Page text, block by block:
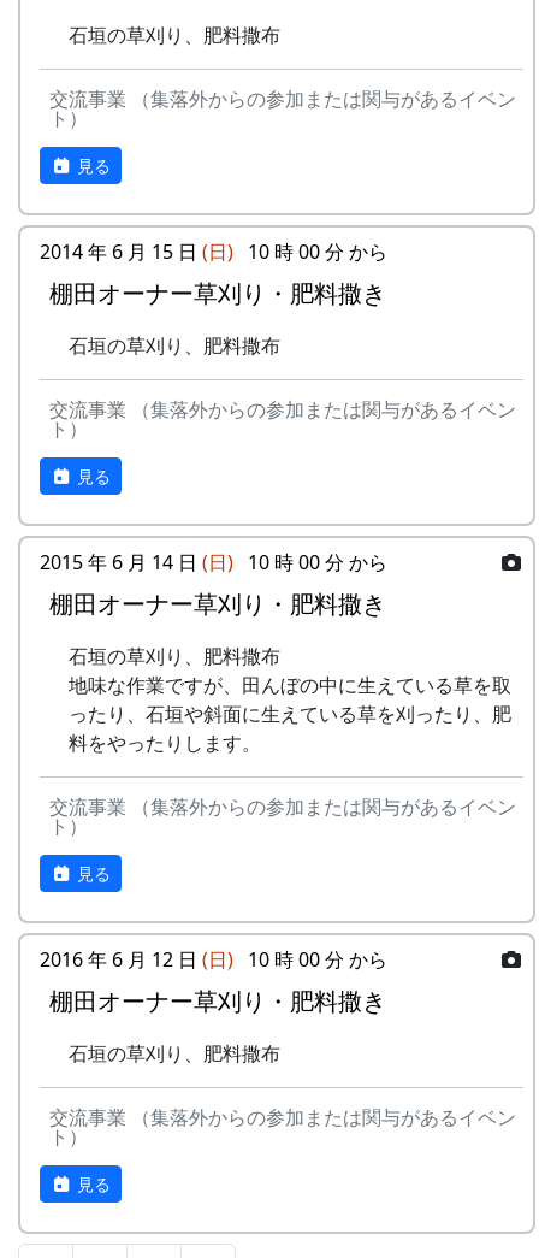
石垣の草刈り、肥料撒布
交流事業 （集落外からの参加または関与があるイベン
ト）
見る
2014 年 6 月 15 日 (日) 10 時 00 分 から
棚田オーナー草刈り・肥料撒き
石垣の草刈り、肥料撒布
交流事業 （集落外からの参加または関与があるイベン
ト）
見る
2015 年 6 月 14 日 (日) 10 時 00 分 から
棚田オーナー草刈り・肥料撒き
石垣の草刈り、肥料撒布
地味な作業ですが、田んぼの中に生えている草を取
ったり、石垣や斜面に生えている草を刈ったり、肥
料をやったりします。
交流事業 （集落外からの参加または関与があるイベン
ト）
見る
2016 年 6 月 12 日 (日) 10 時 00 分 から
棚田オーナー草刈り・肥料撒き
石垣の草刈り、肥料撒布
交流事業 （集落外からの参加または関与があるイベン
ト）
見る